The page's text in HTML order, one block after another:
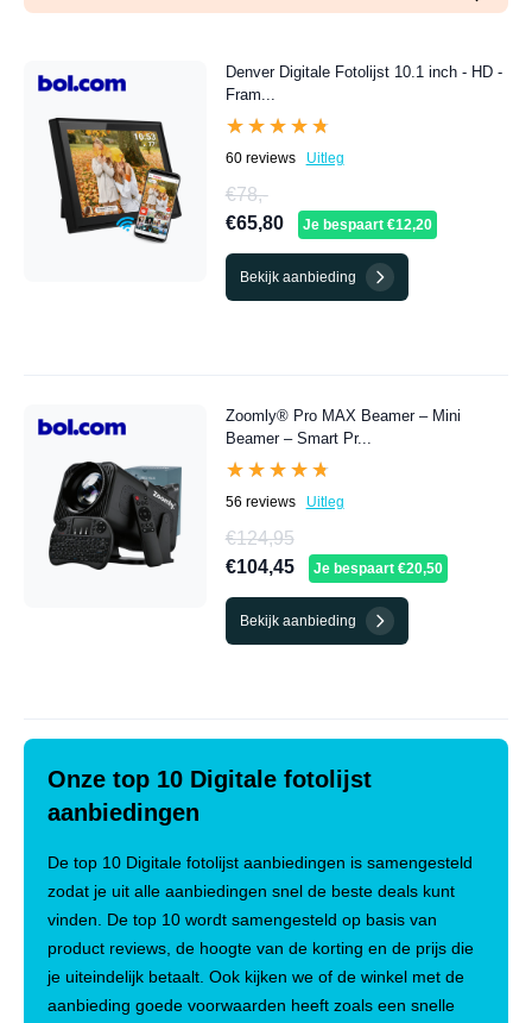
Denver Digitale Fotolijst 10.1 inch - HD -
Fram...
★★★★★
★★★★★
60 reviews Uitleg
€78,-
€65,80
Je bespaart €12,20
Bekijk aanbieding
Zoomly® Pro MAX Beamer – Mini
Beamer – Smart Pr...
★★★★★
★★★★★
56 reviews Uitleg
€124,95
€104,45
Je bespaart €20,50
Bekijk aanbieding
Onze top 10 Digitale fotolijst
aanbiedingen
De top 10 Digitale fotolijst aanbiedingen is samengesteld
zodat je uit alle aanbiedingen snel de beste deals kunt
vinden. De top 10 wordt samengesteld op basis van
product reviews, de hoogte van de korting en de prijs die
je uiteindelijk betaalt. Ook kijken we of de winkel met de
aanbieding goede voorwaarden heeft zoals een snelle